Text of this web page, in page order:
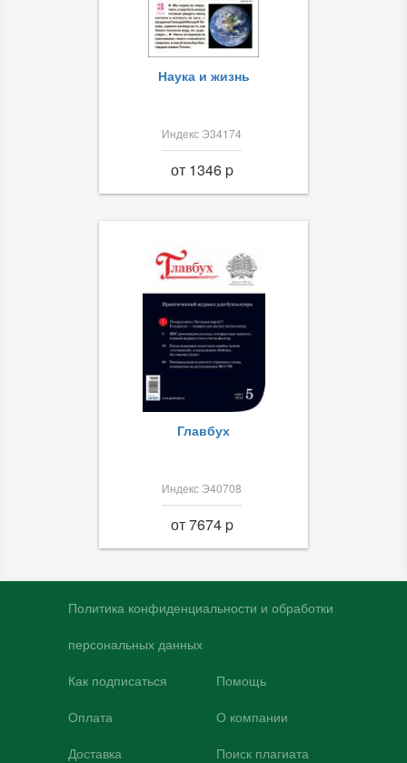
Наука и жизнь
Индекс Э34174
от 1346 p
Главбух
Индекс Э40708
от 7674 p
Политика конфиденциальности и обработки
персональных данных
Как подписаться
Оплата
Доставка
Помощь
О компании
Поиск плагиата